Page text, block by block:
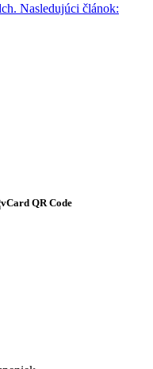
Nasledujúci článok: